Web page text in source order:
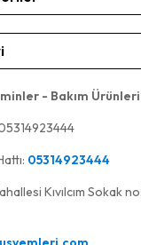
- Bakım Ürünleri
05314923444
Kıvılcım Sokak